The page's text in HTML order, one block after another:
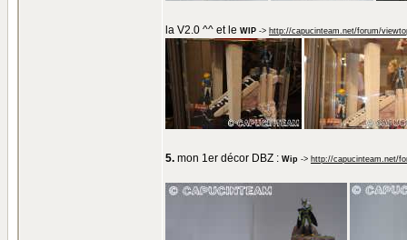
la V2.0 ^^ et le WIP -> http://capucinteam.net/forum/
5. mon 1er décor DBZ : Wip -> http://capucinteam.net/